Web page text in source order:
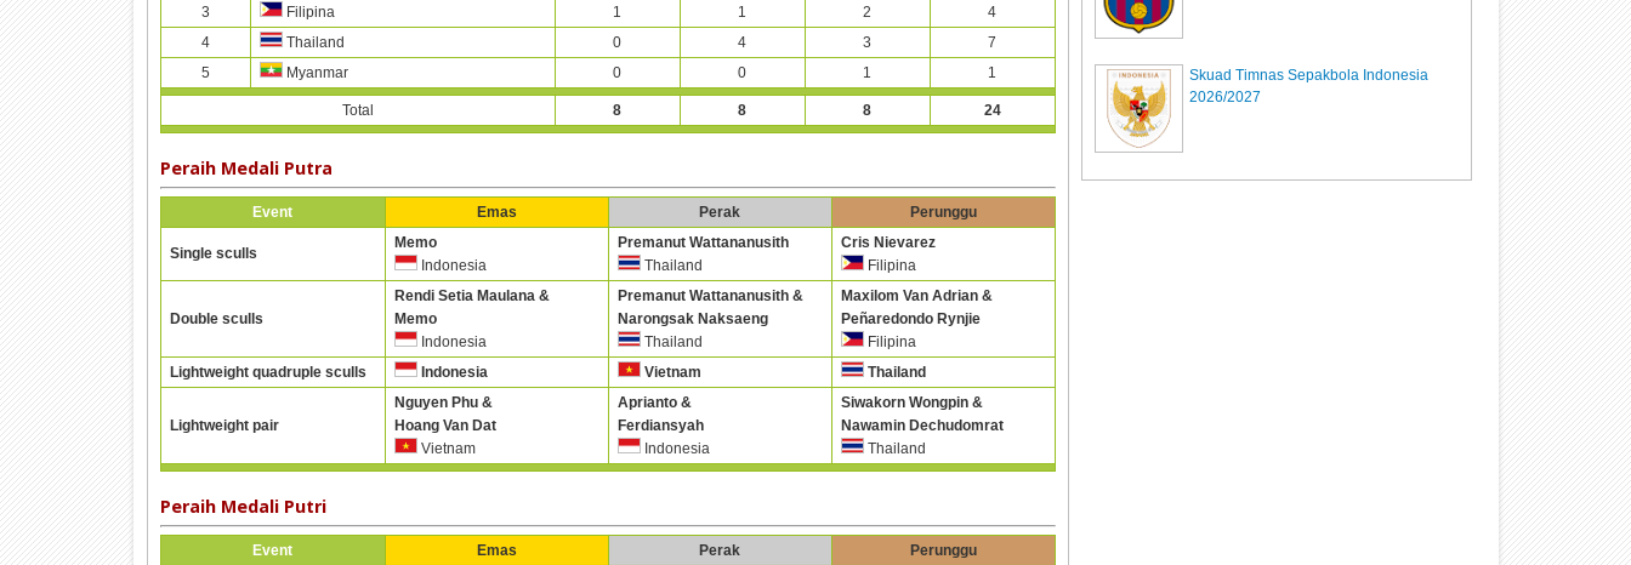
3
Filipina 1 1 2
4
4
Thailand 0 4 3
7
5
Myanmar 0 0 1 1
Total 8 8 8 24
Peraih Medali Putra
Event Emas Perak Perunggu
Single sculls
Memo
Indonesia
Premanut Wattananusith
Thailand
Cris Nievarez
Filipina
Double sculls
Rendi Setia Maulana &
Memo
Indonesia
Premanut Wattananusith &
Narongsak Naksaeng
Thailand
Maxilom Van Adrian &
Peñaredondo Rynjie
Filipina
Lightweight quadruple sculls
Indonesia Vietnam Thailand
Lightweight pair
Nguyen Phu &
Hoang Van Dat
Vietnam
Aprianto &
Ferdiansyah
Indonesia
Siwakorn Wongpin &
Nawamin Dechudomrat
Thailand
Peraih Medali Putri
Event Emas Perak
Perunggu
Skuad Timnas Sepakbola Indonesia
2026/2027